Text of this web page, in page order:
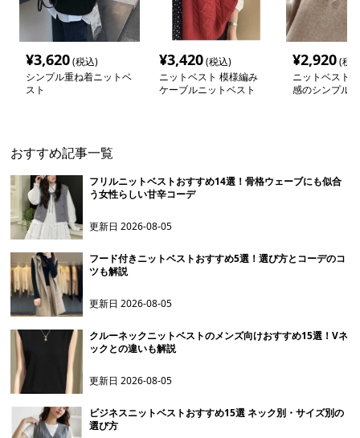
¥3,620(税込)
シンプル重ね着ニットベ
スト
¥3,420(税込)
ニットベスト 模様編み
ケーブルニットベスト
¥2,920(税
ニットベスト
感のシンプル
おすすめ記事一覧
フリルニットベストおすすめ14選！骨格ウェーブにも似合
う女性らしい甘辛コーデ
更新日2026-08-05
フード付きニットベストおすすめ5選！選び方とコーデのコ
ツも解説
更新日2026-08-05
クルーネックニットベストのメンズ向けおすすめ15選！Vネ
ックとの違いも解説
更新日2026-08-05
ビジネスニットベストおすすめ15選 ネック別・サイズ別の
選び方